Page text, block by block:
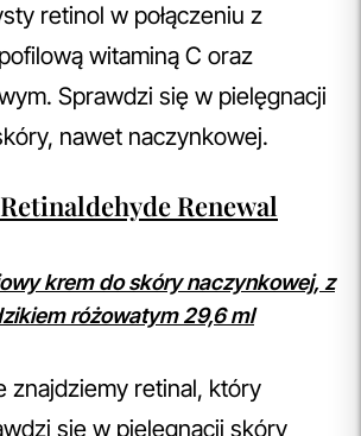
retinol w połączeniu z
witaminą C oraz
Sprawdzi się w pielęgnacji
nawet naczynkowej.
Renewal
krem do skóry naczynkowej, z
różowatym 29,6 ml
znajdziemy retinal, który
się w pielęgnacji skóry